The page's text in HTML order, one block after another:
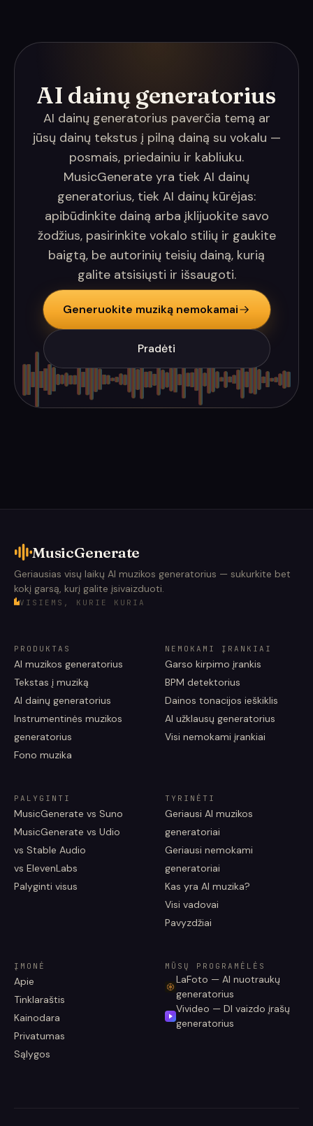
AI dainų generatorius
AI dainų generatorius paverčia temą ar
jūsų dainų tekstus į pilną dainą su vokalu —
posmais, priedainiu ir kabliuku.
MusicGenerate yra tiek AI dainų
generatorius, tiek AI dainų kūrėjas:
apibūdinkite dainą arba įklijuokite savo
žodžius, pasirinkite vokalo stilių ir gaukite
baigtą, be autorinių teisių dainą, kurią
galite atsisiųsti ir išsaugoti.
Generuokite muziką nemokamai
Pradėti
MusicGenerate
Geriausias visų laikų AI muzikos generatorius — sukurkite bet
kokį garsą, kurį galite įsivaizduoti.
VISIEMS, KURIE KURIA
PRODUKTAS
AI muzikos generatorius
Tekstas į muziką
AI dainų generatorius
Instrumentinės muzikos
generatorius
Fono muzika
NEMOKAMI ĮRANKIAI
Garso kirpimo įrankis
BPM detektorius
Dainos tonacijos ieškiklis
AI užklausų generatorius
Visi nemokami įrankiai
PALYGINTI
MusicGenerate vs Suno
MusicGenerate vs Udio
vs Stable Audio
vs ElevenLabs
Palyginti visus
TYRINĖTI
Geriausi AI muzikos
generatoriai
Geriausi nemokami
generatoriai
Kas yra AI muzika?
Visi vadovai
Pavyzdžiai
ĮMONĖ
Apie
Tinklaraštis
Kainodara
Privatumas
Sąlygos
MŪSŲ PROGRAMĖLĖS
LaFoto — AI nuotraukų
generatorius
Vivideo — DI vaizdo įrašų
generatorius